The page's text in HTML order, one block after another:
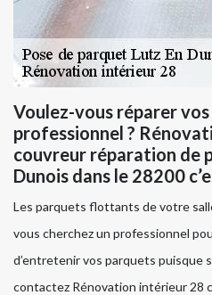
Voulez-vous réparer
professionnel ?
couvreur réparation de
Dunois dans le 28200
Les parquets flottants de votre
vous cherchez un professionnel
d’entretenir vos parquets puisque
contactez Rénovation intérieur 28